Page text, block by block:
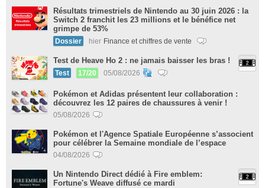
Résultats trimestriels de Nintendo au 30 juin 2026 : la
Switch 2 franchit les 23 millions et le bénéfice net
grimpe de 53%
Dossier hier Finance et chiffres de vente
Test de Heave Ho 2 : ne jamais baisser les bras !
Test 17/20 05/08/2026
Pokémon et Adidas présentent leur collaboration :
découvrez les 12 paires de chaussures à venir !
05/08/2026
Pokémon et l'Agence Spatiale Européenne s’associent
pour célébrer la Semaine mondiale de l’espace
04/08/2026
Un Nintendo Direct dédié à Fire emblem:
Fortune's Weave diffusé ce mardi